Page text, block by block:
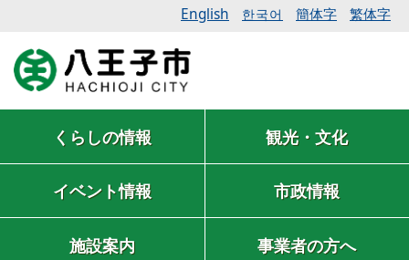
English 한국어 簡体字 繁体字
くらしの情報 観光・文化
イベント情報 市政情報
施設案内 事業者の方へ